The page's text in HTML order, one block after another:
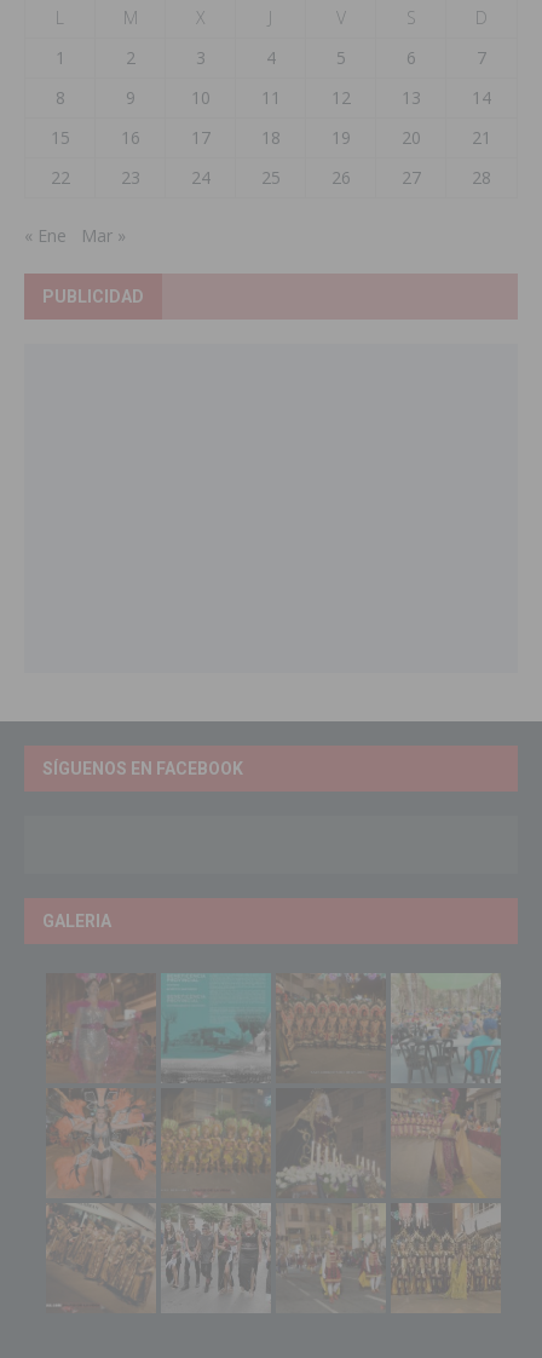
L
M X J V S
D
1
2 3 4 5 6
7
8
9 10 11 12 13
14
15
16 17 18 19 20
21
22
23 24 25 26 27 28
« Ene Mar »
PUBLICIDAD
SÍGUENOS EN FACEBOOK
GALERIA